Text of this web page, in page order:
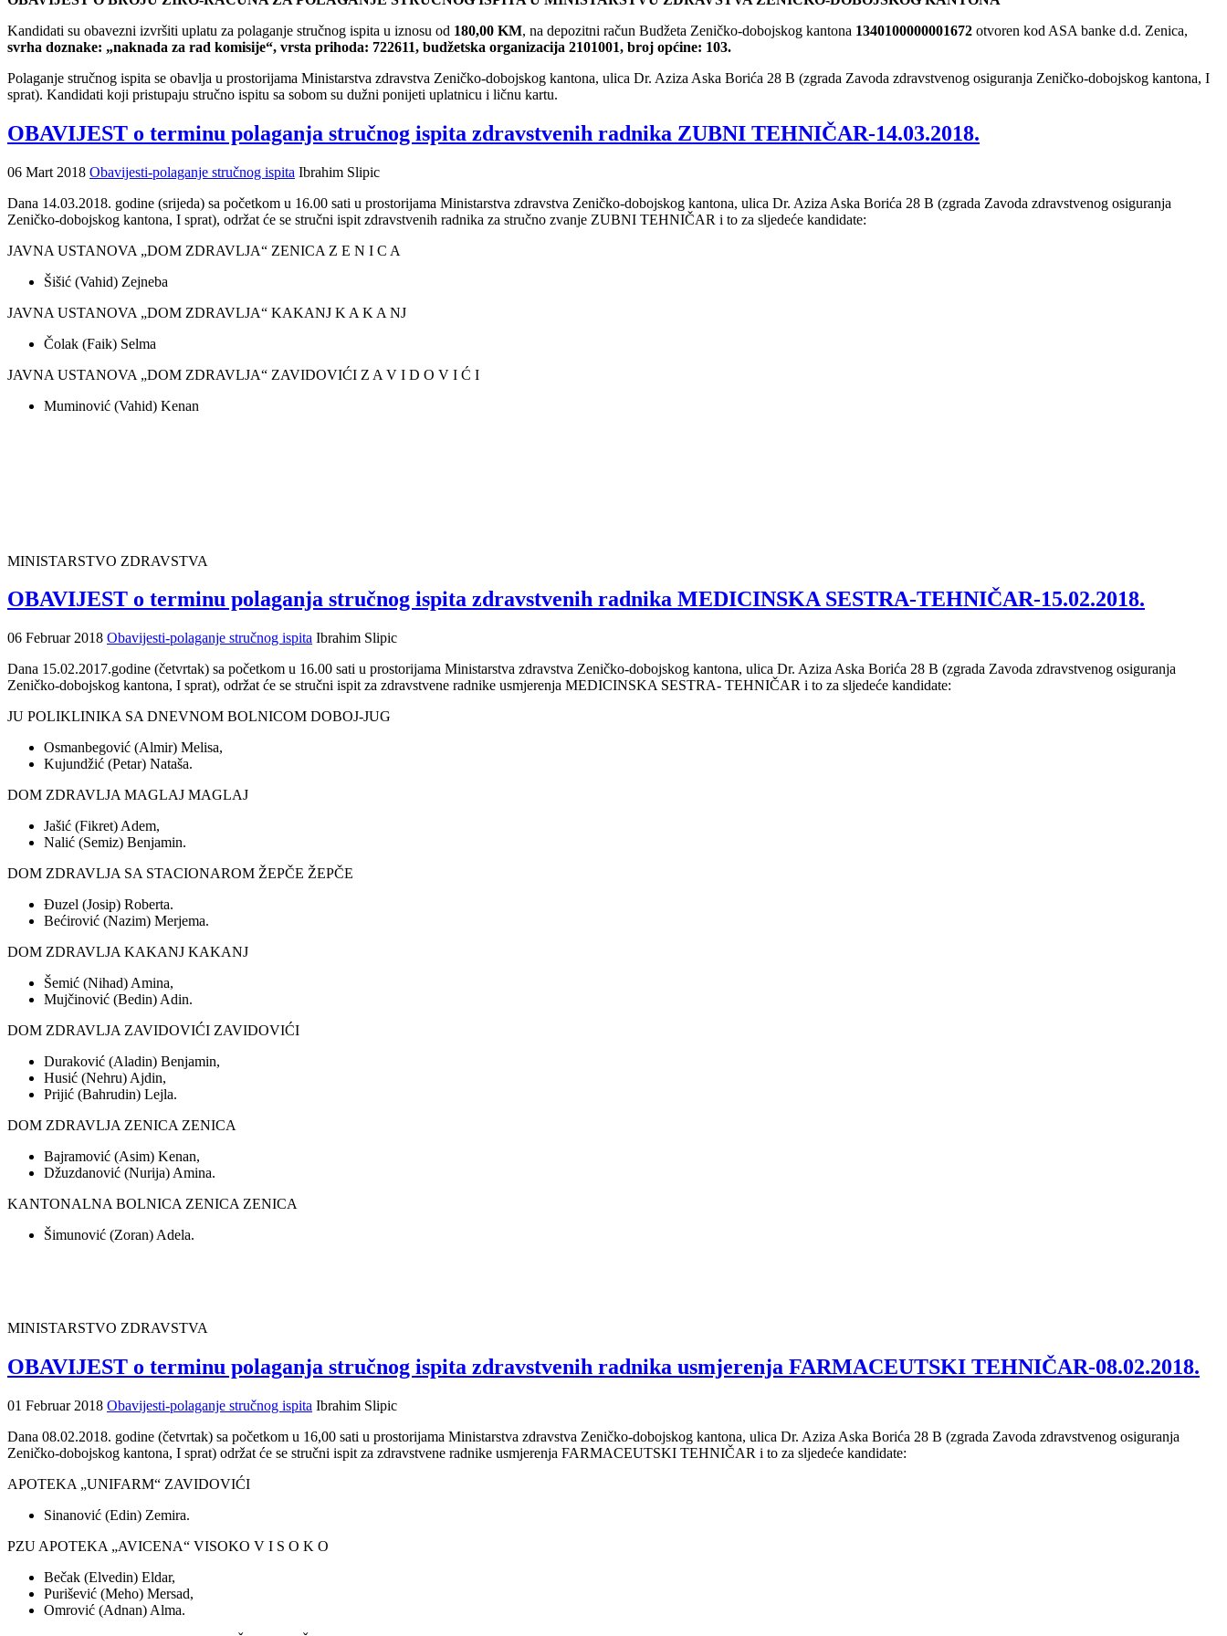
Kandidati su obavezni izvršiti uplatu za polaganje stručnog ispita u iznosu od 180,00 KM, na depozitni račun Budžeta Zeničko-dobojskog kantona 1340100000001672 otvoren kod ASA banke d.d. Zenica,
svrha doznake: „naknada za rad komisije“, vrsta prihoda: 722611, budžetska organizacija 2101001, broj općine: 103.
Polaganje stručnog ispita se obavlja u prostorijama Ministarstva zdravstva Zeničko-dobojskog kantona, ulica Dr. Aziza Aska Borića 28 B (zgrada Zavoda zdravstvenog osiguranja Zeničko-dobojskog kantona, I
sprat). Kandidati koji pristupaju stručno ispitu sa sobom su dužni ponijeti uplatnicu i ličnu kartu.
OBAVIJEST o terminu polaganja stručnog ispita zdravstvenih radnika ZUBNI TEHNIČAR-14.03.2018.
06 Mart 2018 Obavijesti-polaganje stručnog ispita Ibrahim Slipic
Dana 14.03.2018. godine (srijeda) sa početkom u 16.00 sati u prostorijama Ministarstva zdravstva Zeničko-dobojskog kantona, ulica Dr. Aziza Aska Borića 28 B (zgrada Zavoda zdravstvenog osiguranja
Zeničko-dobojskog kantona, I sprat), održat će se stručni ispit zdravstvenih radnika za stručno zvanje ZUBNI TEHNIČAR i to za sljedeće kandidate:
JAVNA USTANOVA „DOM ZDRAVLJA“ ZENICA Z E N I C A
Šišić (Vahid) Zejneba
JAVNA USTANOVA „DOM ZDRAVLJA“ KAKANJ K A K A NJ
Čolak (Faik) Selma
JAVNA USTANOVA „DOM ZDRAVLJA“ ZAVIDOVIĆI Z A V I D O V I Ć I
Muminović (Vahid) Kenan
MINISTARSTVO ZDRAVSTVA
OBAVIJEST o terminu polaganja stručnog ispita zdravstvenih radnika MEDICINSKA SESTRA-TEHNIČAR-15.02.2018.
06 Februar 2018 Obavijesti-polaganje stručnog ispita Ibrahim Slipic
Dana 15.02.2017.godine (četvrtak) sa početkom u 16.00 sati u prostorijama Ministarstva zdravstva Zeničko-dobojskog kantona, ulica Dr. Aziza Aska Borića 28 B (zgrada Zavoda zdravstvenog osiguranja
Zeničko-dobojskog kantona, I sprat), održat će se stručni ispit za zdravstvene radnike usmjerenja MEDICINSKA SESTRA- TEHNIČAR i to za sljedeće kandidate:
JU POLIKLINIKA SA DNEVNOM BOLNICOM DOBOJ-JUG
Osmanbegović (Almir) Melisa,
Kujundžić (Petar) Nataša.
DOM ZDRAVLJA MAGLAJ MAGLAJ
Jašić (Fikret) Adem,
Nalić (Semiz) Benjamin.
DOM ZDRAVLJA SA STACIONAROM ŽEPČE ŽEPČE
Đuzel (Josip) Roberta.
Bećirović (Nazim) Merjema.
DOM ZDRAVLJA KAKANJ KAKANJ
Šemić (Nihad) Amina,
Mujčinović (Bedin) Adin.
DOM ZDRAVLJA ZAVIDOVIĆI ZAVIDOVIĆI
Duraković (Aladin) Benjamin,
Husić (Nehru) Ajdin,
Prijić (Bahrudin) Lejla.
DOM ZDRAVLJA ZENICA ZENICA
Bajramović (Asim) Kenan,
Džuzdanović (Nurija) Amina.
KANTONALNA BOLNICA ZENICA ZENICA
Šimunović (Zoran) Adela.
MINISTARSTVO ZDRAVSTVA
OBAVIJEST o terminu polaganja stručnog ispita zdravstvenih radnika usmjerenja FARMACEUTSKI TEHNIČAR-08.02.2018.
01 Februar 2018 Obavijesti-polaganje stručnog ispita Ibrahim Slipic
Dana 08.02.2018. godine (četvrtak) sa početkom u 16,00 sati u prostorijama Ministarstva zdravstva Zeničko-dobojskog kantona, ulica Dr. Aziza Aska Borića 28 B (zgrada Zavoda zdravstvenog osiguranja
Zeničko-dobojskog kantona, I sprat) održat će se stručni ispit za zdravstvene radnike usmjerenja FARMACEUTSKI TEHNIČAR i to za sljedeće kandidate:
APOTEKA „UNIFARM“ ZAVIDOVIĆI
Sinanović (Edin) Zemira.
PZU APOTEKA „AVICENA“ VISOKO V I S O K O
Bečak (Elvedin) Eldar,
Purišević (Meho) Mersad,
Omrović (Adnan) Alma.